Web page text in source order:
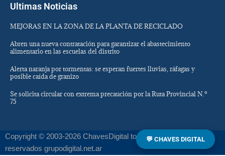
Ultimas Noticias
MEJORAS EN LA ZONA DE LA PLANTA DE RECICLADO
Abren una nueva contratación para garantizar el abastecimiento
alimentario en las escuelas del distrito
Alerta naranja por tormentas: se esperan fuertes lluvias, ráfagas y
posible caída de granizo
Se solicita circular con extrema precaución por la Ruta Provincial N.º
75
Copyright © 2003-2026 ChavesDigital todos los derechos
reservados grupodigital.net.ar
💬 CHAVES DIGITAL